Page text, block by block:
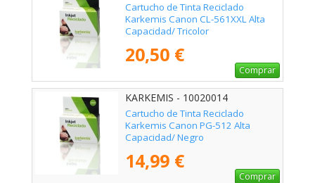
Cartucho de Tinta Reciclado
Karkemis Canon CL-561XXL Alta
Capacidad/ Tricolor
20,50 €
Comprar
KARKEMIS - 10020014
Cartucho de Tinta Reciclado
Karkemis Canon PG-512 Alta
Capacidad/ Negro
14,99 €
Comprar